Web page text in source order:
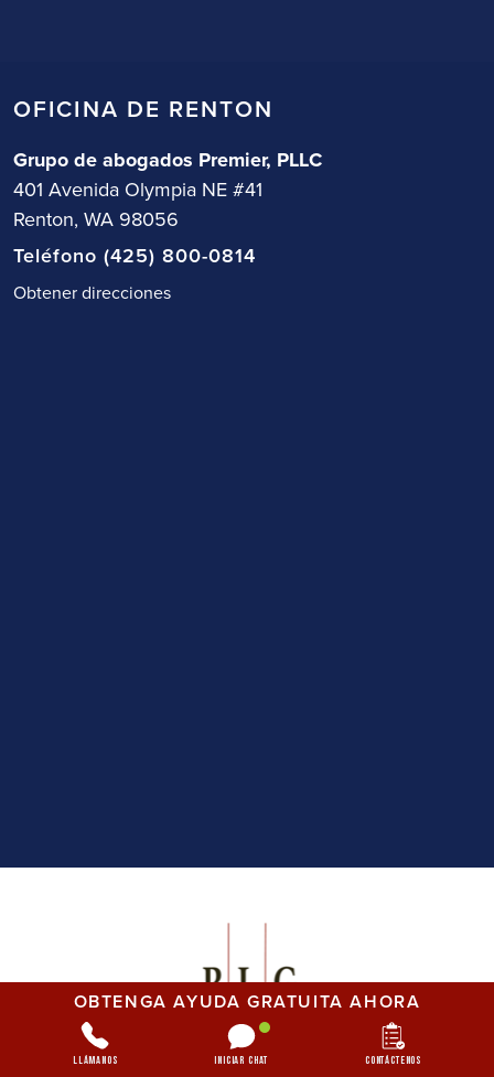
OFICINA DE RENTON
Grupo de abogados Premier, PLLC
401 Avenida Olympia NE #41
Renton, WA 98056
Teléfono (425) 800-0814
Obtener direcciones
OBTENGA AYUDA GRATUITA AHORA
Llámanos Iniciar chat Contáctenos